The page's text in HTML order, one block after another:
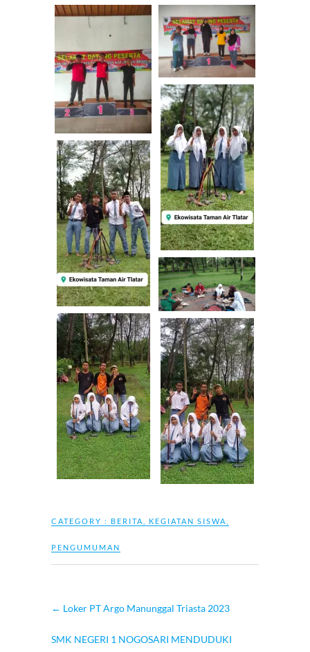
CATEGORY : BERITA KEGIATAN SISWA
PENGUMUMAN
← Loker PT Argo Manunggal Triasta 2023
SMK NEGERI 1 NOGOSARI MENDUDUKI